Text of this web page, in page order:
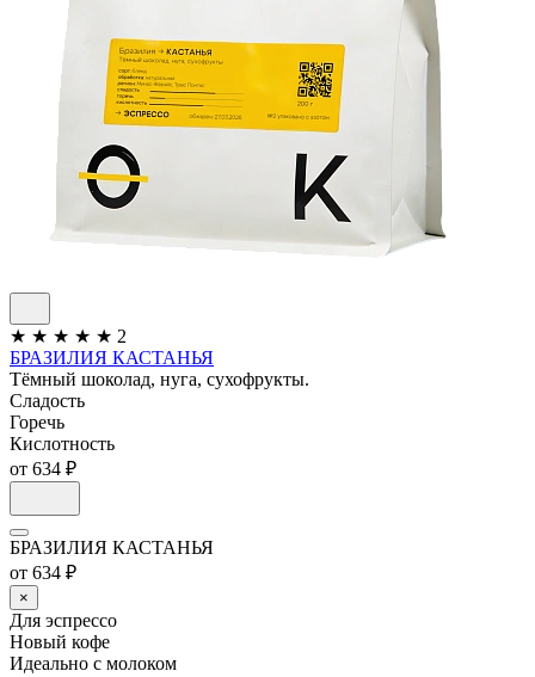
★ ★ ★ ★ ★ 2
БРАЗИЛИЯ КАСТАНЬЯ
Тёмный шоколад, нуга, сухофрукты.
Сладость
Горечь
Кислотность
от 634 ₽
БРАЗИЛИЯ КАСТАНЬЯ
от 634 ₽
×
Для эспрессо
Новый кофе
Идеально с молоком